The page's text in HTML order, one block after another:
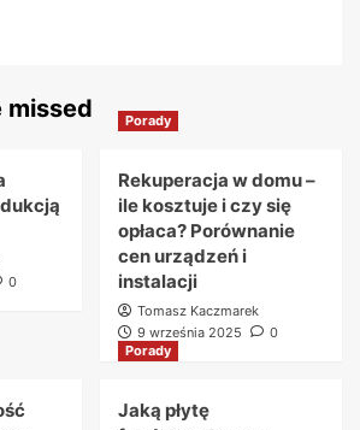
missed
0
Porady
Rekuperacja w domu –
ile kosztuje i czy się
opłaca? Porównanie
cen urządzeń i
instalacji
Tomasz Kaczmarek
9 września 2025
0
Porady
Jaką płytę